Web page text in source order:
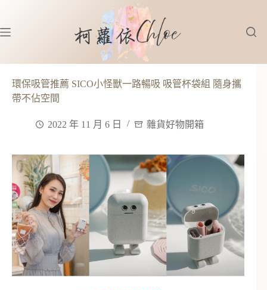
主
內
環保吸管推薦 SICO小怪獸一路暢吸 吸管杯袋組 隨身攜
帶不佔空間
2022 年 11 月 6 日 雜貨好物開箱